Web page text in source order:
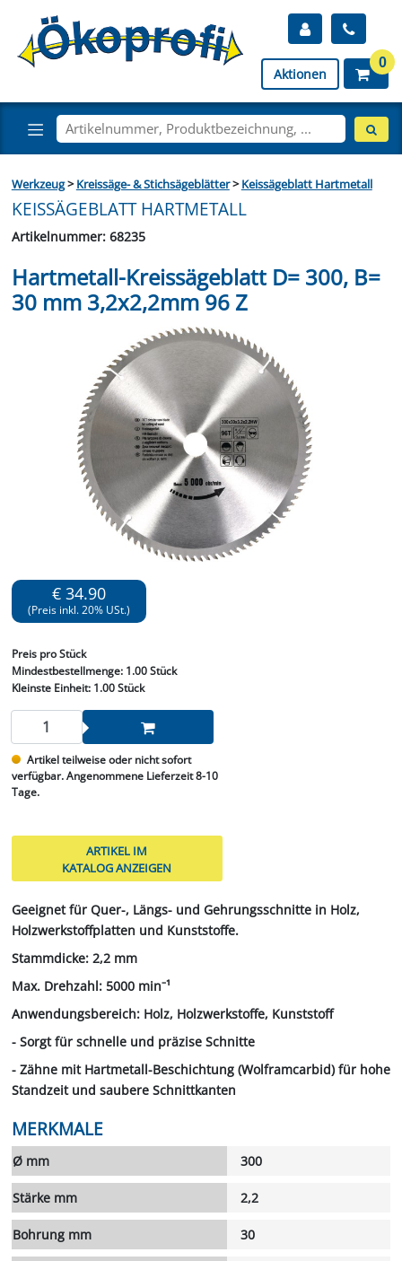
Aktionen
0
Werkzeug>Kreissäge- & Stichsägeblätter>Keissägeblatt Hartmetall
KEISSÄGEBLATT HARTMETALL
Artikelnummer: 68235
Hartmetall-Kreissägeblatt D= 300, B=
30 mm 3,2x2,2mm 96 Z
€ 34.90
(Preis inkl. 20% USt.)
Preis pro Stück
Mindestbestellmenge: 1.00 Stück
Kleinste Einheit:1.00 Stück
Artikel teilweise oder nicht sofort
verfügbar. Angenommene Lieferzeit 8-10
Tage.
ARTIKEL IM
KATALOG ANZEIGEN
Geeignet für Quer-, Längs- und Gehrungsschnitte in Holz,
Holzwerkstoffplatten und Kunststoffe.
Stammdicke: 2,2 mm
Max. Drehzahl: 5000 min⁻¹
Anwendungsbereich: Holz, Holzwerkstoffe, Kunststoff
- Sorgt für schnelle und präzise Schnitte
- Zähne mit Hartmetall-Beschichtung (Wolframcarbid) für hohe
Standzeit und saubere Schnittkanten
MERKMALE
Ø mm 300
Stärke mm 2,2
Bohrung mm 30